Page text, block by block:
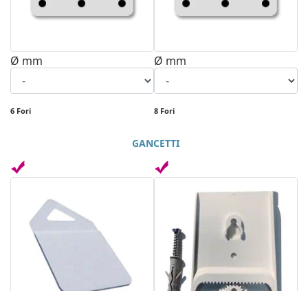
Ø mm
6 Fori
Ø mm
8 Fori
GANCETTI